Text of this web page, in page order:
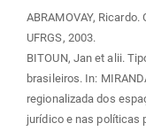
ABRAMOVAY,
UFRGS, 2003.
BITOUN, Jan et alii.
brasileiros. In:
regionalizada dos
jurídico e nas políticas